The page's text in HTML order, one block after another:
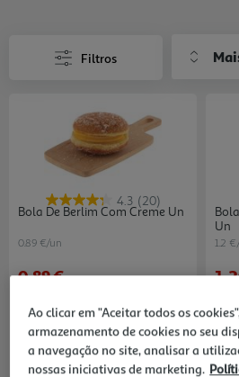
Filtros
4.3 (20)
Bola De Berlim Com Creme Un
0.89 €/un
0,89 €
Un
1.2
Ao clicar em "Aceitar todos os
armazenamento de cookies no seu
a navegação no site, analisar a
nossas iniciativas de marketing.